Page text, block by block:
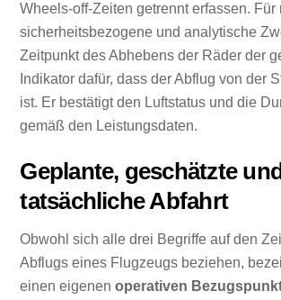
Wheels-off-Zeiten getrennt erfassen. Für
sicherheitsbezogene und analytische
Zeitpunkt des Abhebens der Räder der
Indikator dafür, dass der Abflug von der
ist. Er bestätigt den Luftstatus und die
gemäß den Leistungsdaten.
Geplante, geschätzte und
tatsächliche Abfahrt
Obwohl sich alle drei Begriffe auf den
Abflugs eines Flugzeugs beziehen,
einen eigenenoperativen